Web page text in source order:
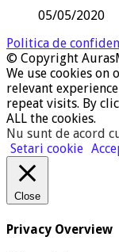
05/05/2020
Politica de
© Copyright
We use cookies
relevant
repeat visits. By
ALL the cookies.
Nu sunt de acord
Setari cookie
Close
Privacy Overview